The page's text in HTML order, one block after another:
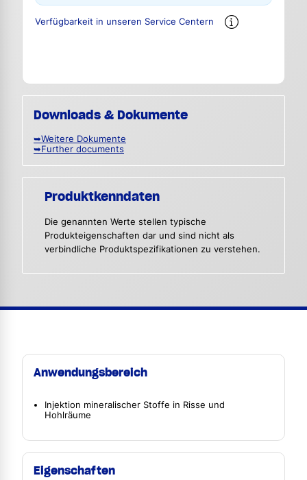
Verfügbarkeit in unseren Service Centern
Downloads & Dokumente
➥Weitere Dokumente
➥Further documents
Produktkenndaten
Die genannten Werte stellen typische
Produkteigenschaften dar und sind nicht als
verbindliche Produktspezifikationen zu verstehen.
Anwendungsbereich
Injektion mineralischer Stoffe in Risse und
Hohlräume
Eigenschaften